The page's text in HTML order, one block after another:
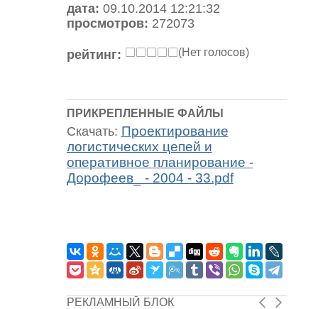
дата: 09.10.2014 12:21:32
просмотров: 272073
рейтинг: (Нет голосов)
ПРИКРЕПЛЕННЫЕ ФАЙЛЫ
Скачать: Проектирование
логистических цепей и
оперативное планирование -
Дорофеев_ - 2004 - 33.pdf
РЕКЛАМНЫЙ БЛОК